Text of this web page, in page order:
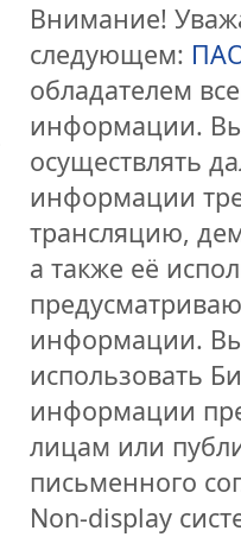
Внимание!
следующем:
обладателем
информации. Вы
осуществлять
информации
трансляцию,
а также её
информации. Вы
использовать
информации
лицам или
письменного
Non-display